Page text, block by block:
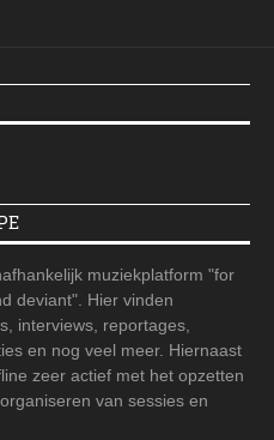
muziekplatform "for
deviant". Hier vinden
interviews, reportages,
en nog veel meer. Hiernaast
zeer actief met het opzetten
van sessies en